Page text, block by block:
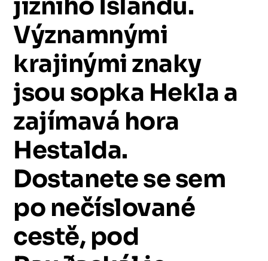
jižního Islandu.
Významnými
krajinýmiznaky
jsou sopka Heklaa
zajímavá hora
Hestalda.
Dostanetesesem
po nečíslované
cestě, pod